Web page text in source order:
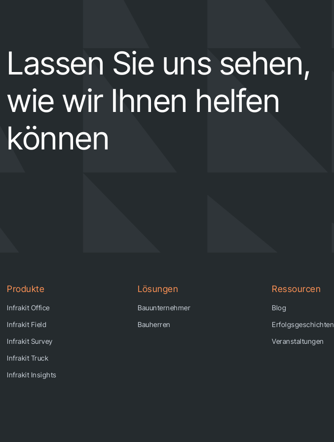
Lassen Sie uns sehen,
wie wir Ihnen helfen
können
Produkte
Infrakit Office
Infrakit Field
Infrakit Survey
Infrakit Truck
Infrakit Insights
Lösungen
Bauunternehmer
Bauherren
Ressourcen
Blog
Erfolgsgeschichten
Veranstaltungen